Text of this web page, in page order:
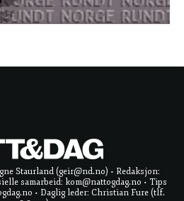
Staurland (geir@nd.no) • Redaksjon:
samarbeid: kom@nattogdag.no • Tips
• Daglig leder: Christian Fure (tlf.